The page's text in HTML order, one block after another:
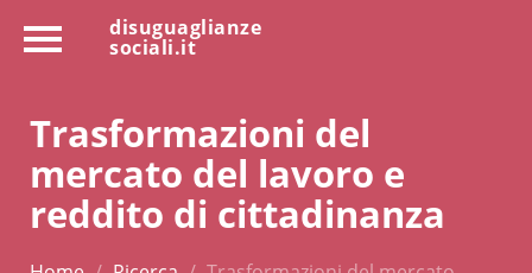
disuguaglianze
sociali.it
Trasformazioni del
mercato del lavoro e
reddito di cittadinanza